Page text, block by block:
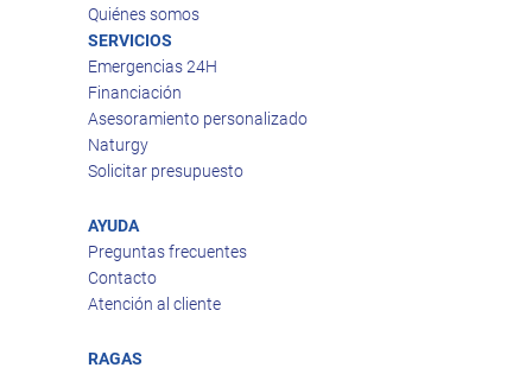
Quiénes somos
SERVICIOS
Emergencias 24H
Financiación
Asesoramiento personalizado
Naturgy
Solicitar presupuesto
AYUDA
Preguntas frecuentes
Contacto
Atención al cliente
RAGAS